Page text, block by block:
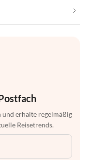
erhalte regelmäßig
Reisetrends.